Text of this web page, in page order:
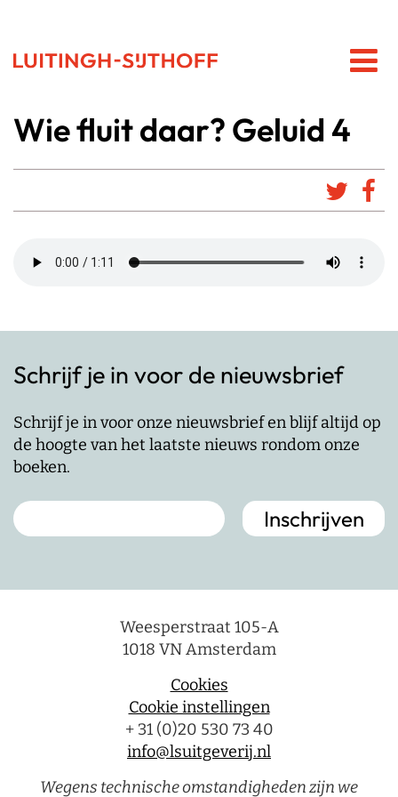
Wie fluit daar? Geluid 4
Schrijf je in voor de nieuwsbrief
Schrijf je in voor onze nieuwsbrief en blijf altijd op
de hoogte van het laatste nieuws rondom onze
boeken.
Weesperstraat 105-A
1018 VN Amsterdam
Cookies
Cookie instellingen
+ 31 (0)20 530 73 40
info@lsuitgeverij.nl
Wegens technische omstandigheden zijn we